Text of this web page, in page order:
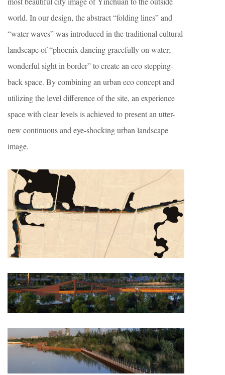
world. In our design, the abstract “folding lines” and
“water waves” was introduced in the traditional cultural
landscape of “phoenix dancing gracefully on water;
wonderful sight in border” to create an eco stepping-
back space. By combining an urban eco concept and
utilizing the level difference of the site, an experience
space with clear levels is achieved to present an utter-
new continuous and eye-shocking urban landscape
image.